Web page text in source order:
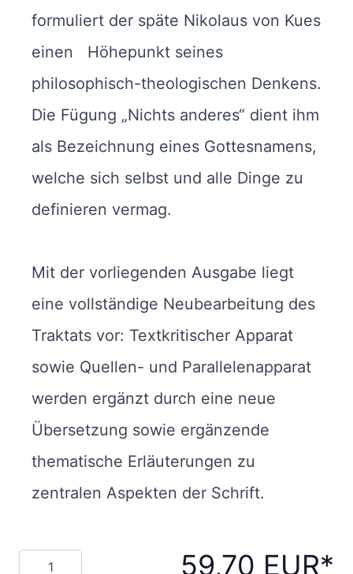
formuliert der späte Nikolaus von Kues
einen Höhepunkt seines
philosophisch-theologischen Denkens.
Die Fügung „Nichts anderes“ dient ihm
als Bezeichnung eines Gottesnamens,
welche sich selbst und alle Dinge zu
definieren vermag.
Mit der vorliegenden Ausgabe liegt
eine vollständige Neubearbeitung des
Traktats vor: Textkritischer Apparat
sowie Quellen- und Parallelenapparat
werden ergänzt durch eine neue
Übersetzung sowie ergänzende
thematische Erläuterungen zu
zentralen Aspekten der Schrift.
Menge 59,70 EUR